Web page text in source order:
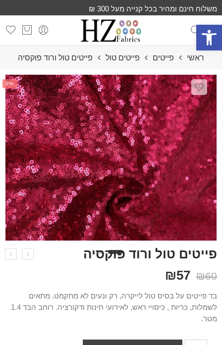
פתח סרגל נגישות
משלוח חינם ומהיר בכל קנייה מעל 300 ₪
ראשי פייטים פייטים טול פייטים טול ורוד פוקסיה
-5%
פייטים טול ורוד פוקסיה
₪60
₪57
בד פייטים על בסיס טול לייקרה, רק ונעים לא מתקמט. מתאים
לשמלות, כריות , כיסויי ראש, לאירועי חינות ודקורציה. רוחב הבד 1.4
מטר.